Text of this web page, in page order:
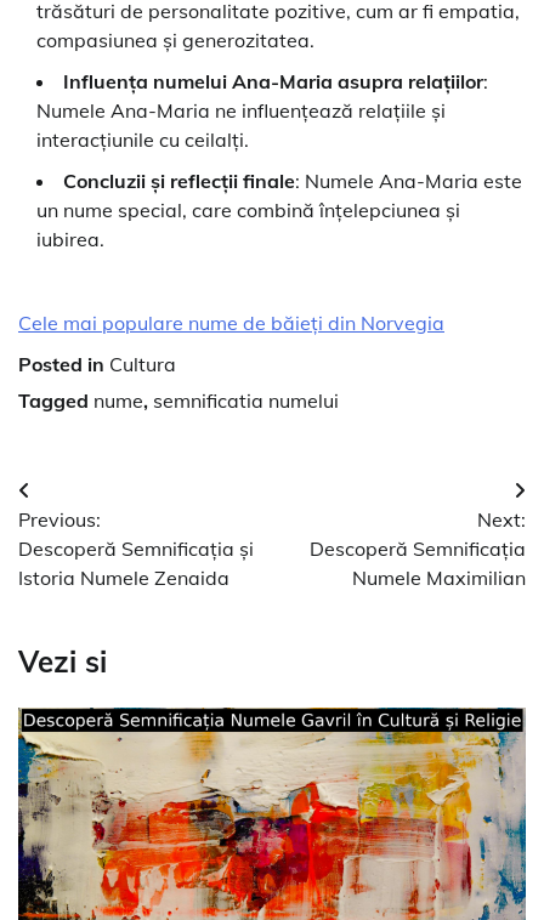
trăsături de personalitate pozitive, cum ar fi empatia,
compasiunea și generozitatea.
Influența numelui Ana-Maria asupra relațiilor:
Numele Ana-Maria ne influențează relațiile și
interacțiunile cu ceilalți.
Concluzii și reflecții finale: Numele Ana-Maria este
un nume special, care combină înțelepciunea și
iubirea.
Cele mai populare nume de băieți din Norvegia
Posted in Cultura
Tagged nume, semnificatia numelui
Navigare
în
articole
Previous:
Descoperă Semnificația și
Istoria Numele Zenaida
Next:
Descoperă Semnificația
Numele Maximilian
Vezi si